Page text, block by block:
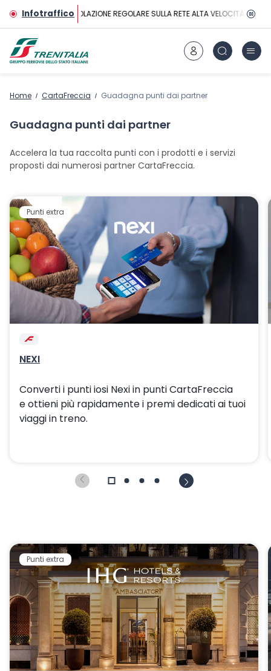
Vai al contenuto principale
InfotrafficoCIRCOLAZIONE REGOLARE SULLA RETE ALTA VELOCITÀ
Home CartaFreccia Guadagna punti dai partner
Guadagna punti dai partner
Accelera la tua raccolta punti con i prodotti e i servizi
proposti dai numerosi partner CartaFreccia.
Punti extra
NEXI
Converti i punti iosi Nexi in punti CartaFreccia
e ottieni più rapidamente i premi dedicati ai tuoi
viaggi in treno.
Punti extra